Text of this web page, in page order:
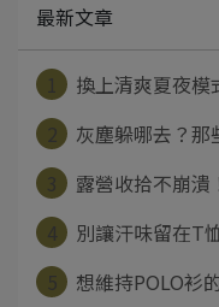
最新文章
換上清爽夏夜模
灰塵躲哪去？
露營收拾不崩
別讓汗味留在T
想維持POLO衫